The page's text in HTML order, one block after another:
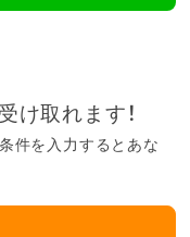
け取れます！
件を入力するとあな